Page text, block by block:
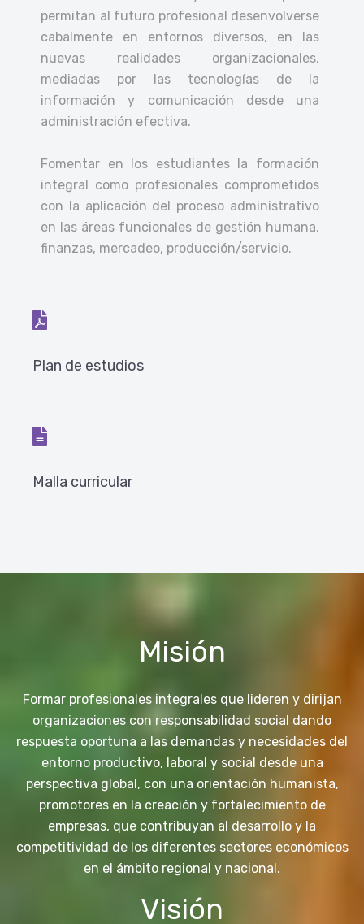
permitan al futuro profesional desenvolverse
cabalmente en entornos diversos, en las
nuevas realidades organizacionales,
mediadas por las tecnologías de la
información y comunicación desde una
administración efectiva.
Fomentar en los estudiantes la formación
integral como profesionales comprometidos
con la aplicación del proceso administrativo
en las áreas funcionales de gestión humana,
finanzas, mercadeo, producción/servicio.
Plan de estudios
Malla curricular
Misión
Formar profesionales integrales que lideren y dirijan
organizaciones con responsabilidad social dando
respuesta oportuna a las demandas y necesidades del
entorno productivo, laboral y social desde una
perspectiva global, con una orientación humanista,
promotores en la creación y fortalecimiento de
empresas, que contribuyan al desarrollo y la
competitividad de los diferentes sectores económicos
en el ámbito regional y nacional.
Visión